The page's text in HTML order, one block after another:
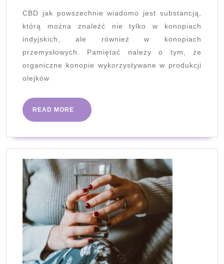
kompendium
wiedzy
CBD jak powszechnie wiadomo jest substancją,
którą można znaleźć nie tylko w konopiach
indyjskich, ale również w konopiach
przemysłowych. Pamiętać należy o tym, że
organiczne konopie wykorzystywane w produkcji
olejków
READ MORE
READ
MORE